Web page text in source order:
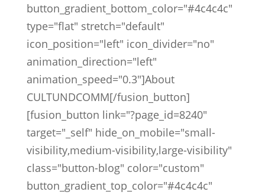
button_gradient_bottom_color="#4c4c4c"
type="flat" stretch="default"
icon_position="left" icon_divider="no"
animation_direction="left"
animation_speed="0.3"]About
CULTUNDCOMM[/fusion_button]
[fusion_button link="?page_id=8240"
target="_self" hide_on_mobile="small-
visibility,medium-visibility,large-visibility"
class="button-blog" color="custom"
button_gradient_top_color="#4c4c4c"